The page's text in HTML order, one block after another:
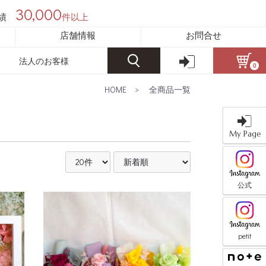
30,000件以上
店舗情報
お問合せ
法人のお客様 0
HOME > 全商品一覧
My Page
公式
petit